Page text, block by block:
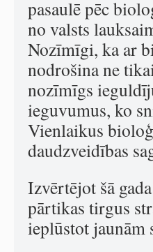
pasaulē pēc
no valsts
Nozīmīgi, ka ar
nodrošina ne
nozīmīgs
ieguvumus, ko
Vienlaikus
daudzveidības
Izvērtējot šā
pārtikas tirgus
ieplūstot jaunām